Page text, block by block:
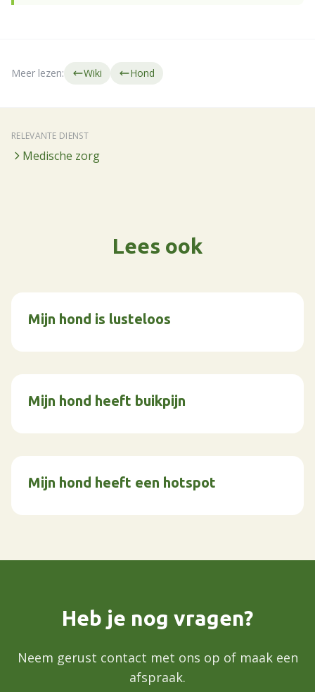
Meer lezen: Wiki Hond
RELEVANTE DIENST
Medische zorg
Lees ook
Mijn hond is lusteloos
Mijn hond heeft buikpijn
Mijn hond heeft een hotspot
Heb je nog vragen?
Neem gerust contact met ons op of maak een
afspraak.